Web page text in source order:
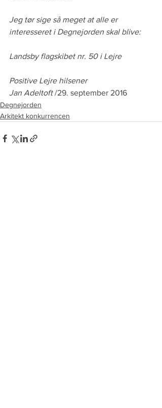
Jeg tør sige så meget at alle er
interesseret i Degnejorden skal blive:
Landsby flagskibet nr. 50 i Lejre
Positive Lejre hilsener
Jan Adeltoft /29. september 2016
Degnejorden
Arkitekt konkurrencen